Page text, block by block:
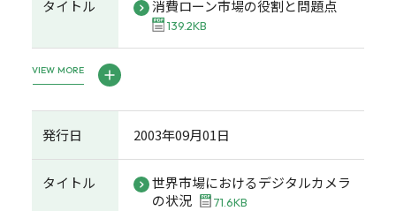
タイトル 消費ローン市場の役割と問題点
139.2KB
VIEW MORE
発行日 2003年09月01日
タイトル
世界市場におけるデジタルカメラ
の状況
71.6KB